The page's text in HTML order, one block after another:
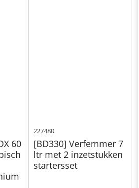
60
227480
[BD330] Verfemmer 7
ltr met 2 inzetstukken
startersset